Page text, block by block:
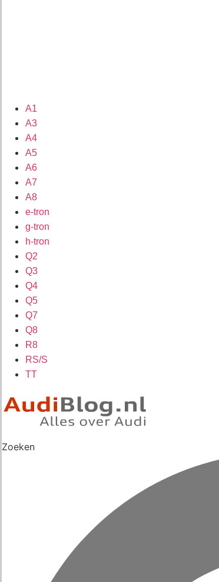
A1
A3
A4
A5
A6
A7
A8
e-tron
g-tron
h-tron
Q2
Q3
Q4
Q5
Q7
Q8
R8
RS/S
TT
Zoeken